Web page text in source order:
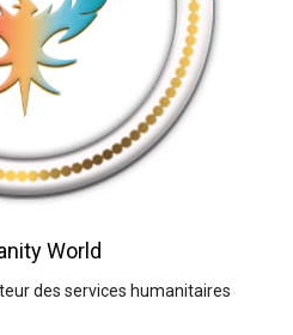
World
des services humanitaires